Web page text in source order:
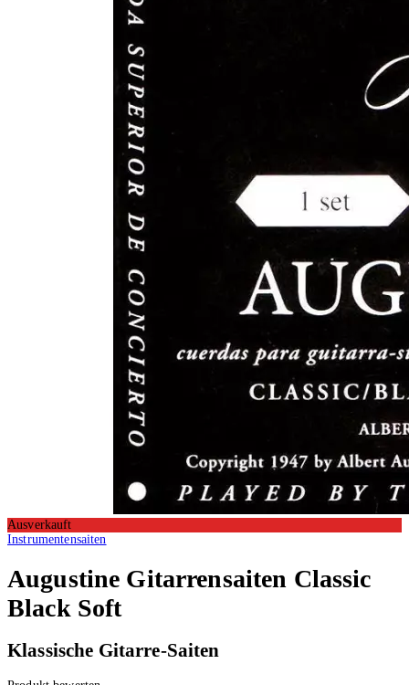
Ausverkauft
Instrumentensaiten
Augustine Gitarrensaiten Classic
Black Soft
Klassische Gitarre-Saiten